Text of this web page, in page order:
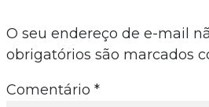
O seu endereço de e-mail
obrigatórios são marcados
Comentário *